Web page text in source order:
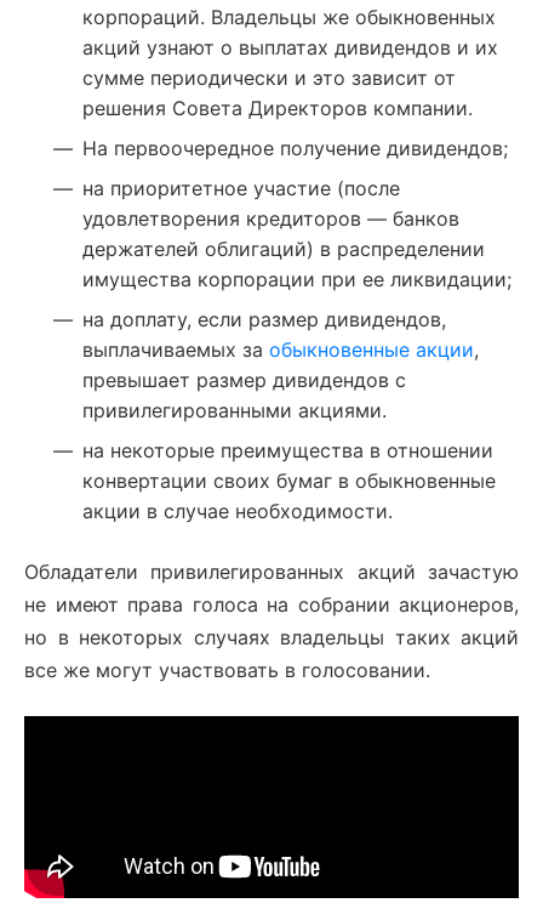
корпораций. Владельцы же обыкновенных
акций узнают о выплатах дивидендов и их
сумме периодически и это зависит от
решения Совета Директоров компании.
На первоочередное получение дивидендов;
на приоритетное участие (после
удовлетворения кредиторов — банков
держателей облигаций) в распределении
имущества корпорации при ее ликвидации;
на доплату, если размер дивидендов,
выплачиваемых за обыкновенные акции,
превышает размер дивидендов с
привилегированными акциями.
на некоторые преимущества в отношении
конвертации своих бумаг в обыкновенные
акции в случае необходимости.
Обладатели привилегированных акций зачастую
не имеют права голоса на собрании акционеров,
но в некоторых случаях владельцы таких акций
все же могут участвовать в голосовании.